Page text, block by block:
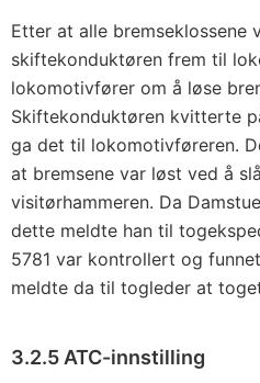
Etter at alle bremseklossene
skiftekonduktøren frem til
lokomotivfører om å løse
Skiftekonduktøren kvitterte
ga det til lokomotivføreren.
at bremsene var løst ved å
visitørhammeren. Da
dette meldte han til
5781 var kontrollert og
meldte da til togleder at
3.2.5 ATC-innstilling